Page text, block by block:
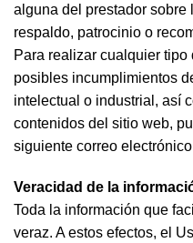
alguna del prestador sobre
respaldo, patrocinio o
Para realizar cualquier
posibles incumplimientos
intelectual o industrial, así
contenidos del sitio web,
siguiente correo
Veracidad de la
Toda la información que
veraz. A estos efectos, el